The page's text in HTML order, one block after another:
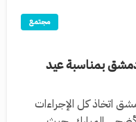
مجتمع
بمناسبة عيد
اتخاذ كل الإجراءات